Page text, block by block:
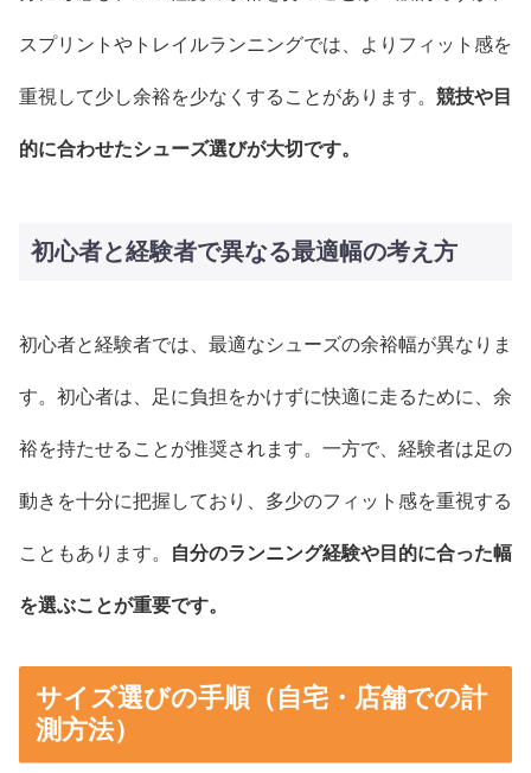
スプリントやトレイルランニングでは、よりフィット感を
重視して少し余裕を少なくすることがあります。 競技や目
的に合わせたシューズ選びが大切です。
初心者と経験者で異なる最適幅の考え方
初心者と経験者では、最適なシューズの余裕幅が異なりま
す。初心者は、足に負担をかけずに快適に走るために、余
裕を持たせることが推奨されます。一方で、経験者は足の
動きを十分に把握しており、多少のフィット感を重視する
こともあります。 自分のランニング経験や目的に合った幅
を選ぶことが重要です。
サイズ選びの手順（自宅・店舗での計
測方法）